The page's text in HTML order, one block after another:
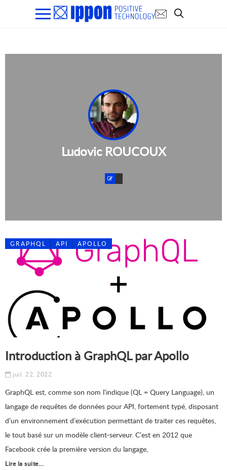
Ludovic ROUCOUX
GRAPHQL API APOLLO
Introduction à GraphQL par Apollo
juil. 22, 2022
GraphQL est, comme son nom l’indique (QL = Query Language), un
langage de requêtes de données pour API, fortement typé, disposant
d’un environnement d’exécution permettant de traiter ces requêtes,
le tout basé sur un modèle client-serveur. C’est en 2012 que
Facebook crée la première version du langage,
Lire la suite...